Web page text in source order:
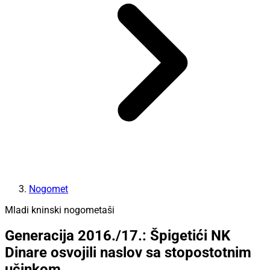
Nogomet
Mladi kninski nogometaši
Generacija 2016./17.: Špigetići NK
Dinare osvojili naslov sa stopostotnim